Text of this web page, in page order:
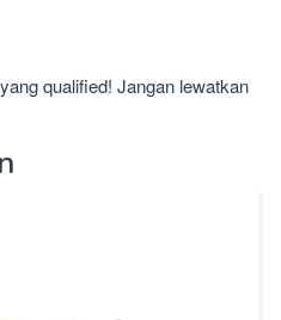
qualified! Jangan lewatkan